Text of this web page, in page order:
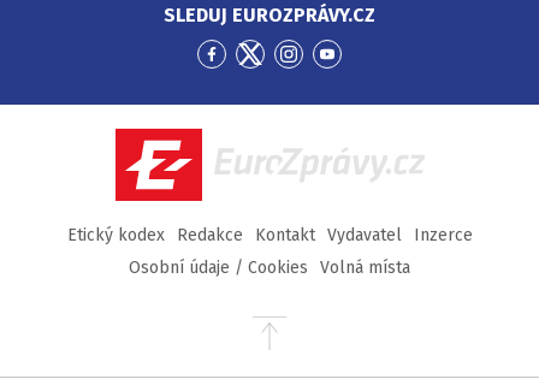
SLEDUJ EUROZPRÁVY.CZ
Přejít
Facebook
Přejít
Twitter
Přejít
Instagram
Přejít
YouTube
EuroZprávy.cz
Etický kodex Redakce Kontakt Vydavatel
Inzerce
Osobní údaje / Cookies
Volná místa
Přejít
stránky